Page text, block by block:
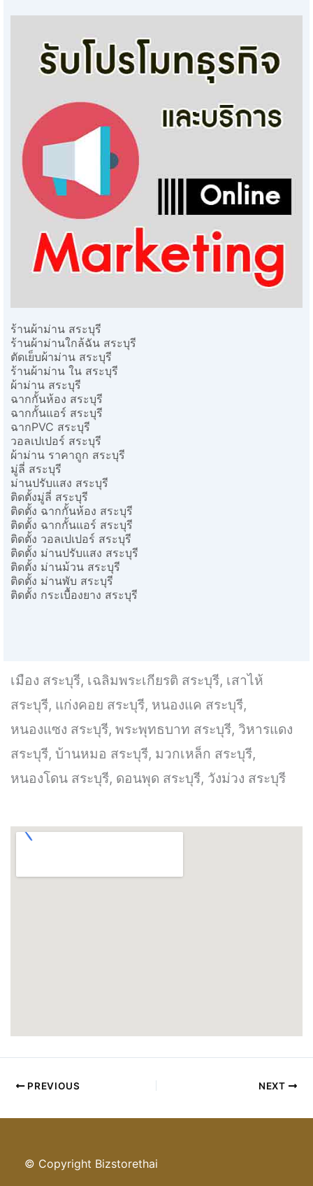
ร้านผ้าม่าน สระบุรี
ร้านผ้าม่านใกล้ฉัน สระบุรี
ตัดเย็บผ้าม่าน สระบุรี
ร้านผ้าม่าน ใน สระบุรี
ผ้าม่าน สระบุรี
ฉากกั้นห้อง สระบุรี
ฉากกั้นแอร์ สระบุรี
ฉากPVC สระบุรี
วอลเปเปอร์ สระบุรี
ผ้าม่าน ราคาถูก สระบุรี
มู่ลี่ สระบุรี
ม่านปรับแสง สระบุรี
ติดตั้งมู่ลี่ สระบุรี
ติดตั้ง ฉากกั้นห้อง สระบุรี
ติดตั้ง ฉากกั้นแอร์ สระบุรี
ติดตั้ง วอลเปเปอร์ สระบุรี
ติดตั้ง ม่านปรับแสง สระบุรี
ติดตั้ง ม่านม้วน สระบุรี
ติดตั้ง ม่านพับ สระบุรี
ติดตั้ง กระเบื้องยาง สระบุรี
เมือง สระบุรี, เฉลิมพระเกียรติ สระบุรี, เสาไห้
สระบุรี, แก่งคอย สระบุรี, หนองแค สระบุรี,
หนองแซง สระบุรี, พระพุทธบาท สระบุรี, วิหารแดง
สระบุรี, บ้านหมอ สระบุรี, มวกเหล็ก สระบุรี,
หนองโดน สระบุรี, ดอนพุด สระบุรี, วังม่วง สระบุรี
PREVIOUS NEXT
© Copyright Bizstorethai